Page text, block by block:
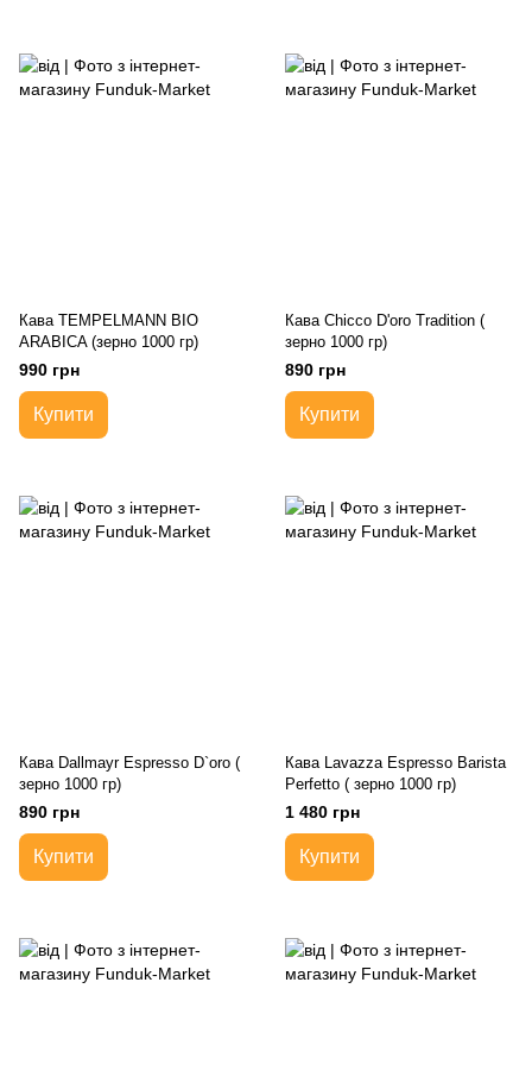
Кава TEMPELMANN BIO
ARABICA (зерно 1000 гр)
990 грн
Купити
Кава Chicco D'oro Тradition (
зерно 1000 гр)
890 грн
Купити
Кава Dallmayr Espresso D`oro (
зерно 1000 гр)
890 грн
Купити
Кава Lavazza Espresso Barista
Perfetto ( зерно 1000 гр)
1 480 грн
Купити